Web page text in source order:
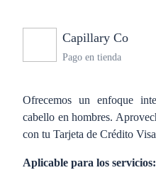
Capillary Co
Pago en tienda
Ofrecemos un enfoque
cabello en hombres.
con tu Tarjeta de Crédito
Aplicable para los servicios: